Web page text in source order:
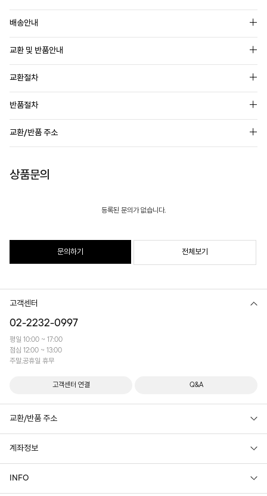
배송안내
교환 및 반품안내
교환절차
반품절차
교환/반품 주소
상품문의
등록된 문의가 없습니다.
문의하기 전체보기
고객센터
02-2232-0997
평일 10:00 ~ 17:00
점심 12:00 ~ 13:00
주말,공휴일 휴무
고객센터 연결 Q&A
교환/반품 주소
계좌정보
INFO